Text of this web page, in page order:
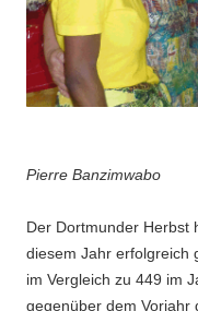
Pierre Banzimwabo
Der Dortmunder Herbst
diesem Jahr erfolgreich
im Vergleich zu 449 im
gegenüber dem Vorjahr